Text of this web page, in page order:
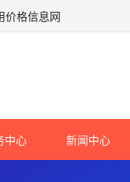
价格信息网
中心 新闻中心